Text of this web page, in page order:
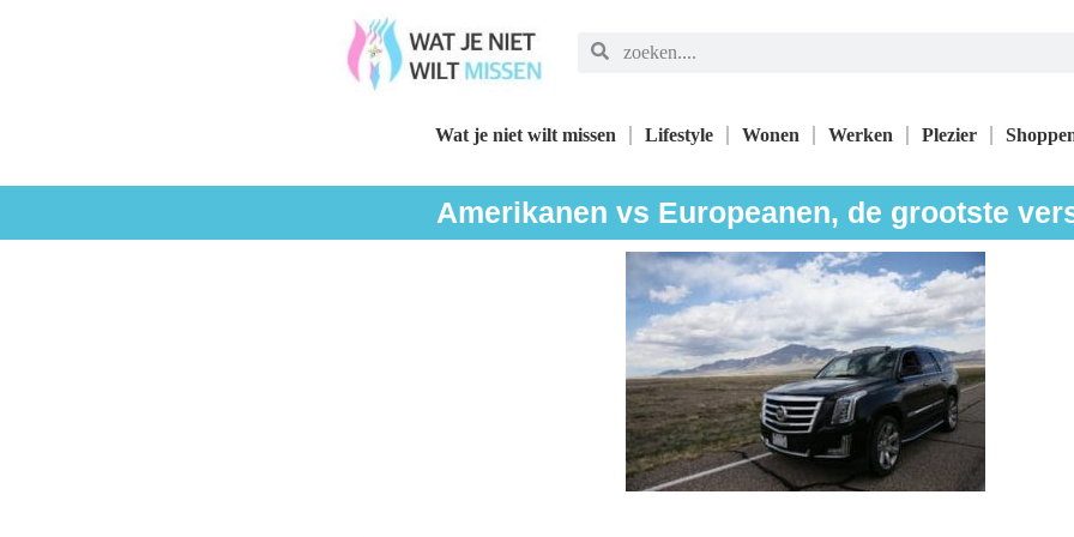
Wat je niet wilt missen Lifestyle Wonen Werken Plezier
Amerikanen vs Europeanen, de grootste